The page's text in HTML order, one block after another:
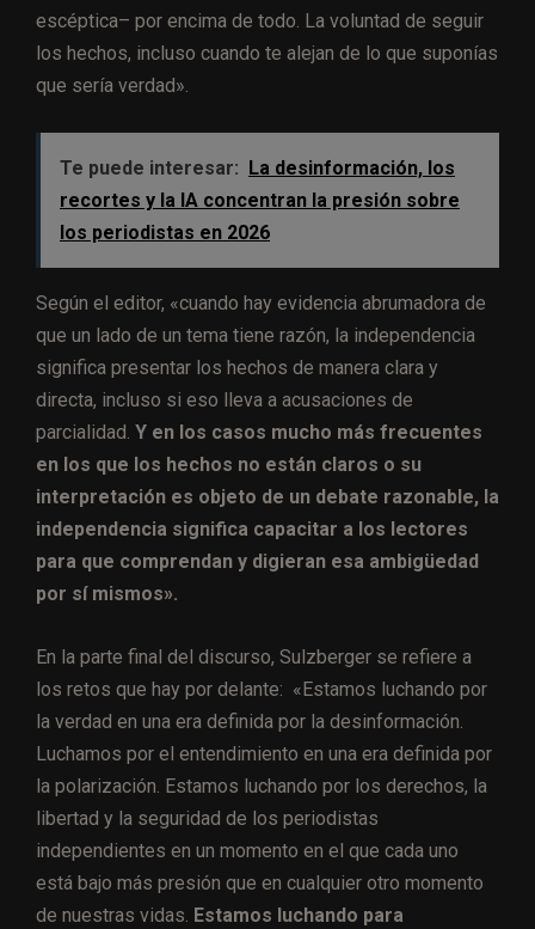
escéptica– por encima de todo. La voluntad de seguir
los hechos, incluso cuando te alejan de lo que suponías
que sería verdad».
Te puede interesar:
La desinformación, los
recortes y la IA concentran la presión sobre
los periodistas en 2026
Según el editor, «cuando hay evidencia abrumadora de
que un lado de un tema tiene razón, la independencia
significa presentar los hechos de manera clara y
directa, incluso si eso lleva a acusaciones de
parcialidad. Y en los casos mucho más frecuentes
en los que los hechos no están claros o su
interpretación es objeto de un debate razonable, la
independencia significa capacitar a los lectores
para que comprendan y digieran esa ambigüedad
por sí mismos».
En la parte final del discurso, Sulzberger se refiere a
los retos que hay por delante: «Estamos luchando por
la verdad en una era definida por la desinformación.
Luchamos por el entendimiento en una era definida por
la polarización. Estamos luchando por los derechos, la
libertad y la seguridad de los periodistas
independientes en un momento en el que cada uno
está bajo más presión que en cualquier otro momento
de nuestras vidas. Estamos luchando para